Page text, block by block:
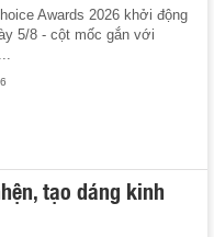
Awards 2026 khởi động
5/8 - cột mốc gắn với
tạo dáng kinh